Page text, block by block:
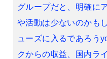
グループだと、明確に
や活動は少ないのかも
ューズに入るであろう
クからの収益、国内ラ